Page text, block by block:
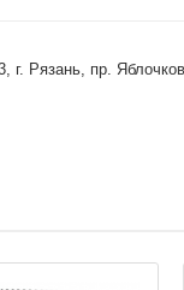
Рязань, пр.